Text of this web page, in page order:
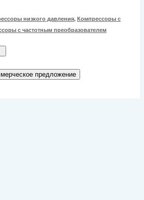
низкого давления, Компрессоры с
с частотным преобразователем
предложение